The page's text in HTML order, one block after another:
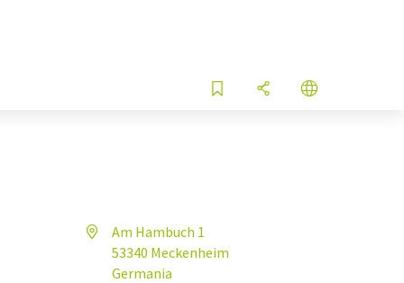
Am Hambuch 1
53340 Meckenheim
Germania